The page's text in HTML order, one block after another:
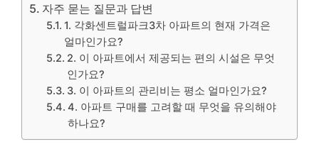
자주 묻는 질문과 답변
1. 각화센트럴파크3차 아파트의 현재 가격은
얼마인가요?
2. 이 아파트에서 제공되는 편의 시설은 무엇
인가요?
3. 이 아파트의 관리비는 평소 얼마인가요?
4. 아파트 구매를 고려할 때 무엇을 유의해야
하나요?